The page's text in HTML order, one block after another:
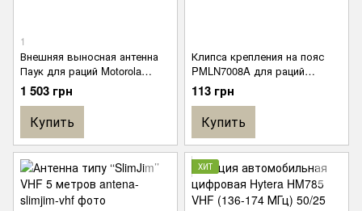
1
Внешняя выносная антенна
Паук для раций Motorola
VHF5м
1 503 грн
Купить
Клипса крепления на пояс
PMLN7008A для раций
Motorola DP2400 / DP2600 /
DP4400 / DP4600 / DP4800 /
R7
113 грн
Купить
ХИТ